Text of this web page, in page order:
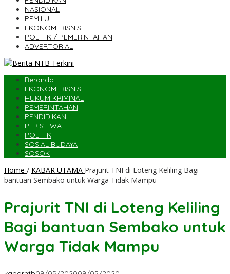
NASIONAL
PEMILU
EKONOMI BISNIS
POLITIK / PEMERINTAHAN
ADVERTORIAL
Beranda
EKONOMI BISNIS
HUKUM KRIMINAL
PEMERINTAHAN
PENDIDIKAN
PERISTIWA
POLITIK
SOSIAL BUDAYA
SOSOK
Home / KABAR UTAMA Prajurit TNI di Loteng Keliling Bagi
bantuan Sembako untuk Warga Tidak Mampu
Prajurit TNI di Loteng Keliling
Bagi bantuan Sembako untuk
Warga Tidak Mampu